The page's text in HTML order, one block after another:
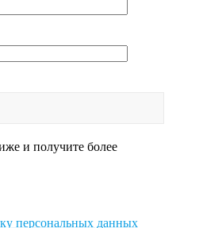
и получите более
персональных данных